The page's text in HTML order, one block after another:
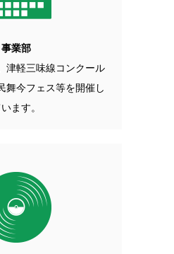
事業部
津軽三味線コンクール
舞今フェス等を開催し
ます。